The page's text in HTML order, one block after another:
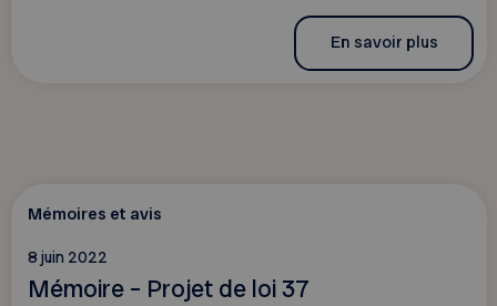
En savoir plus
Mémoires et avis
8 juin 2022
Mémoire – Projet de loi 37